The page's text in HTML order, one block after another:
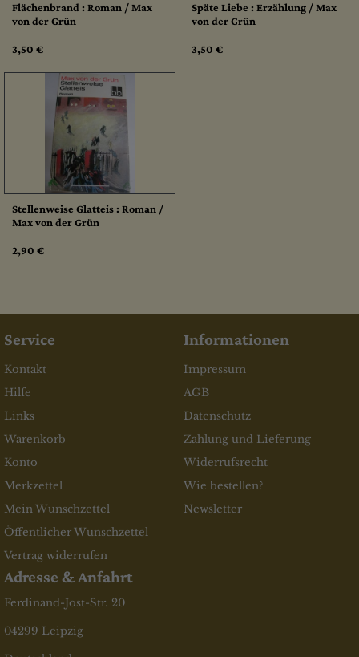
Flächenbrand : Roman / Max
von der Grün
3,50 €
Späte Liebe : Erzählung / Max
von der Grün
3,50 €
Stellenweise Glatteis : Roman /
Max von der Grün
2,90 €
Service
Kontakt
Hilfe
Links
Warenkorb
Konto
Merkzettel
Mein Wunschzettel
Öffentlicher Wunschzettel
Vertrag widerrufen
Informationen
Impressum
AGB
Datenschutz
Zahlung und Lieferung
Widerrufsrecht
Wie bestellen?
Newsletter
Adresse & Anfahrt
Ferdinand-Jost-Str. 20
04299 Leipzig